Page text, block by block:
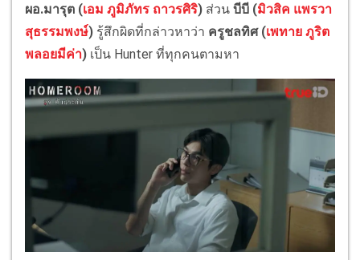
ผอ.มารุต (เอม ภูมิภัทร ถาวรศิริ) ส่วน บีบี (มิวสิค แพรวา
สุธรรมพงษ์) รู้สึกผิดที่กล่าวหาว่า ครูชลทิศ (เพทาย ภูริต
พลอยมีค่า) เป็น Hunter ที่ทุกคนตามหา